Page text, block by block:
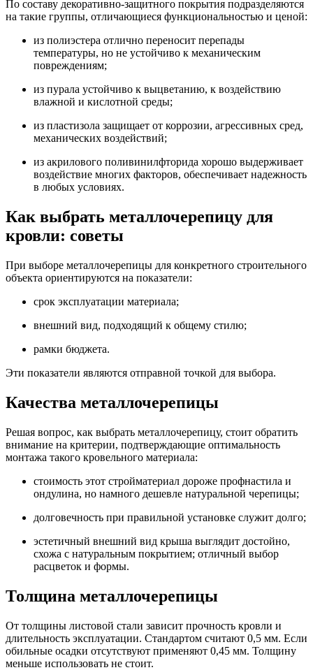
По составу декоративно-защитного покрытия подразделяются
на такие группы, отличающиеся функциональностью и ценой:
из полиэстера отлично переносит перепады
температуры, но не устойчиво к механическим
повреждениям;
из пурала устойчиво к выцветанию, к воздействию
влажной и кислотной среды;
из пластизола защищает от коррозии, агрессивных сред,
механических воздействий;
из акрилового поливинилфторида хорошо выдерживает
воздействие многих факторов, обеспечивает надежность
в любых условиях.
Как выбрать металлочерепицу для
кровли: советы
При выборе металлочерепицы для конкретного строительного
объекта ориентируются на показатели:
срок эксплуатации материала;
внешний вид, подходящий к общему стилю;
рамки бюджета.
Эти показатели являются отправной точкой для выбора.
Качества металлочерепицы
Решая вопрос, как выбрать металлочерепицу, стоит обратить
внимание на критерии, подтверждающие оптимальность
монтажа такого кровельного материала:
стоимость этот стройматериал дороже профнастила и
ондулина, но намного дешевле натуральной черепицы;
долговечность при правильной установке служит долго;
эстетичный внешний вид крыша выглядит достойно,
схожа с натуральным покрытием; отличный выбор
расцветок и формы.
Толщина металлочерепицы
От толщины листовой стали зависит прочность кровли и
длительность эксплуатации. Стандартом считают 0,5 мм. Если
обильные осадки отсутствуют применяют 0,45 мм. Толщину
меньше использовать не стоит.